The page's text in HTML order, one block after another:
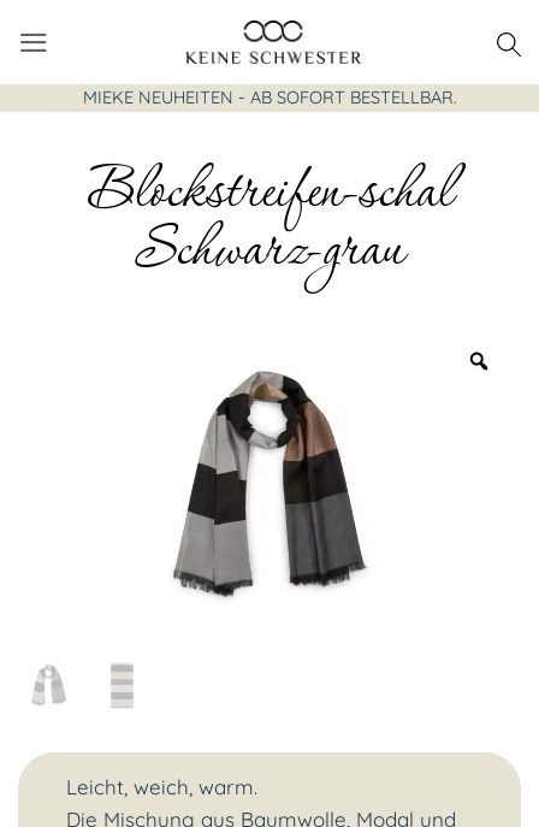
Inhalt
springen
MIEKE NEUHEITEN - AB SOFORT BESTELLBAR.
Blockstreifen-schal
Schwarz-grau
Leicht, weich, warm.
Die Mischung aus Baumwolle, Modal und